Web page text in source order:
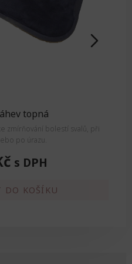
topná
zmírňování bolestí svalů, při
po úrazu.
s DPH
DO KOŠÍKU